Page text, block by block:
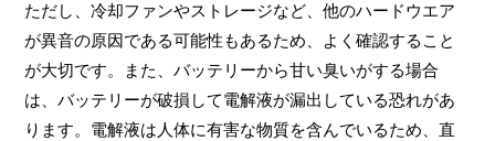
ただし、冷却ファンやストレージなど、他のハードウエア
が異音の原因である可能性もあるため、よく確認すること
が大切です。また、バッテリーから甘い臭いがする場合
は、バッテリーが破損して電解液が漏出している恐れがあ
ります。電解液は人体に有害な物質を含んでいるため、直